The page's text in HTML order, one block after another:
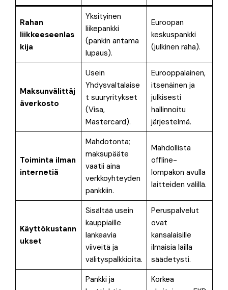
Rahan
liikkeeseenlas
kija
Yksityinen
liikepankki
(pankin antama
lupaus).
Euroopan
keskuspankki
(julkinen raha).
Maksunvälittäj
äverkosto
Usein
Yhdysvaltalaise
t suuryritykset
(Visa,
Mastercard).
Eurooppalainen,
itsenäinen ja
julkisesti
hallinnoitu
järjestelmä.
Toiminta ilman
internetiä
Mahdotonta;
maksupääte
vaatii aina
verkkoyhteyden
pankkiin.
Mahdollista
offline-
lompakon avulla
laitteiden välillä.
Käyttökustann
ukset
Sisältää usein
kauppiaille
lankeavia
viiveitä ja
välityspalkkioita.
Peruspalvelut
ovat
kansalaisille
ilmaisia lailla
säädetysti.
Pankki ja
Korkea